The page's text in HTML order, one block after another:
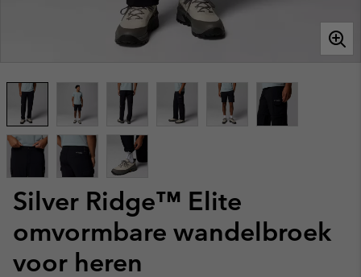
Silver Ridge™ Elite
omvormbare wandelbroek
voor heren